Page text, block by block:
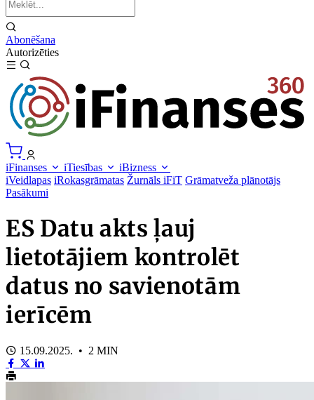
Abonēšana
Autorizēties
iFinanses iTiesības
iBizness
iVeidlapas iRokasgrāmatas Žurnāls iFiT Grāmatveža plānotājs
Pasākumi
ES Datu akts ļauj
lietotājiem kontrolēt
datus no savienotām
ierīcēm
15.09.2025. • 2 MIN